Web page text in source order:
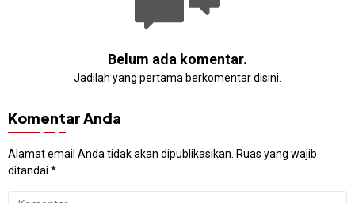
Belum ada komentar.
Jadilah yang pertama berkomentar disini.
Komentar Anda
Alamat email Anda tidak akan dipublikasikan. Ruas yang wajib
ditandai *